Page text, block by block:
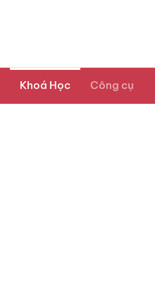
Khoá Học Công cụ